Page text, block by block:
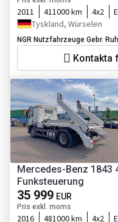
2011 411000 km 4x2
Tyskland, Würselen
NGR Nutzfahrzeuge Gebr.
Kontakta
Mercedes-Benz 1843
Funksteuerung
35 999 EUR
Pris exkl. moms
2016 481000 km 4x2